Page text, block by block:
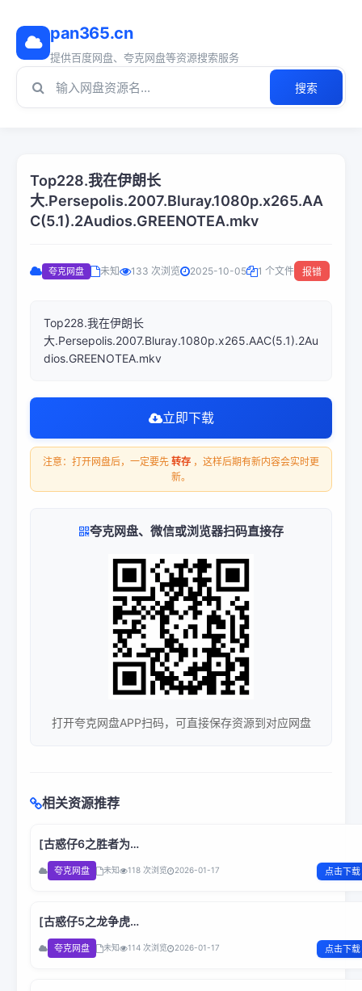
pan365.cn
提供百度网盘、夸克网盘等资源搜索服务
搜索
Top228.我在伊朗长
大.Persepolis.2007.Bluray.1080p.x265.AA
C(5.1).2Audios.GREENOTEA.mkv
夸克网盘 未知 133 次浏览 2025-10-05 1 个文件 报错
Top228.我在伊朗长
大.Persepolis.2007.Bluray.1080p.x265.AAC(5.1).2Au
dios.GREENOTEA.mkv
立即下载
注意：打开网盘后，一定要先 转存 ，这样后期有新内容会实时更
新。
夸克网盘、微信或浏览器扫码直接存
打开夸克网盘APP扫码，可直接保存资源到对应网盘
相关资源推荐
[古惑仔6之胜者为
王
国粤双语.BOBO
夸克网盘 未知 118 次浏览 2026-01-17 点击下载
[古惑仔5之龙争虎
斗]Young.and.Dangerous.V.1998.1080p.Netflix.WEB-
DL.x264.AC3.国粤双语.BOBO
夸克网盘 未知 114 次浏览 2026-01-17 点击下载